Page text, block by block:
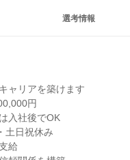
選考情報
ャリアを築けます
円
入社後でOK
土日祝休み
給